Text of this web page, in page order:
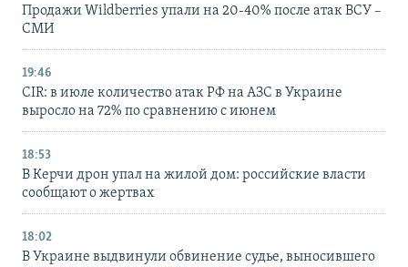
Продажи Wildberries упали на 20-40% после атак ВСУ –
СМИ
19:46
CIR: в июле количество атак РФ на АЗС в Украине
выросло на 72% по сравнению с июнем
18:53
В Керчи дрон упал на жилой дом: российские власти
сообщают о жертвах
18:02
В Украине выдвинули обвинение судье, выносившего